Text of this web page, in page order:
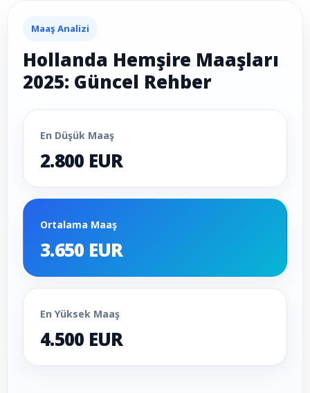
Maaş Analizi
Hollanda Hemşire Maaşları
2025: Güncel Rehber
En Düşük Maaş
2.800 EUR
Ortalama Maaş
3.650 EUR
En Yüksek Maaş
4.500 EUR